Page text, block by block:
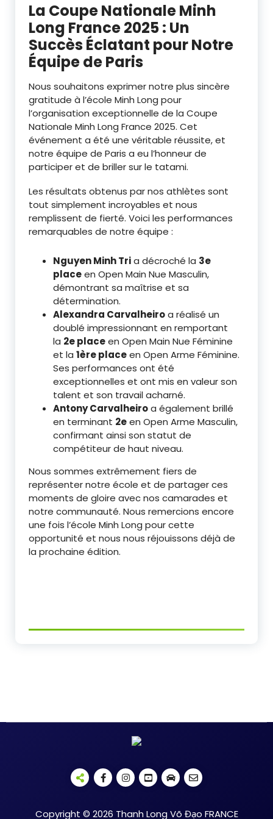
La Coupe Nationale Minh
Long France 2025 : Un
Succès Éclatant pour Notre
Équipe de Paris
Nous souhaitons exprimer notre plus sincère
gratitude à l’école Minh Long pour
l’organisation exceptionnelle de la Coupe
Nationale Minh Long France 2025. Cet
événement a été une véritable réussite, et
notre équipe de Paris a eu l’honneur de
participer et de briller sur le tatami.
Les résultats obtenus par nos athlètes sont
tout simplement incroyables et nous
remplissent de fierté. Voici les performances
remarquables de notre équipe :
Nguyen Minh Tria décroché la 3e
placeen Open Main Nue Masculin,
démontrant sa maîtrise et sa
détermination.
Alexandra Carvalheiroa réalisé un
doublé impressionnant en remportant
la 2e placeen Open Main Nue Féminine
et la 1ère placeen Open Arme Féminine.
Ses performances ont été
exceptionnelles et ont mis en valeur son
talent et son travail acharné.
Antony Carvalheiroa également brillé
en terminant 2een Open Arme Masculin,
confirmant ainsi son statut de
compétiteur de haut niveau.
Nous sommes extrêmement fiers de
représenter notre école et de partager ces
moments de gloire avec nos camarades et
notre communauté. Nous remercions encore
une fois l’école Minh Long pour cette
opportunité et nous nous réjouissons déjà de
la prochaine édition.
Copyright © 2026 Thanh Long Võ Đạo FRANCE